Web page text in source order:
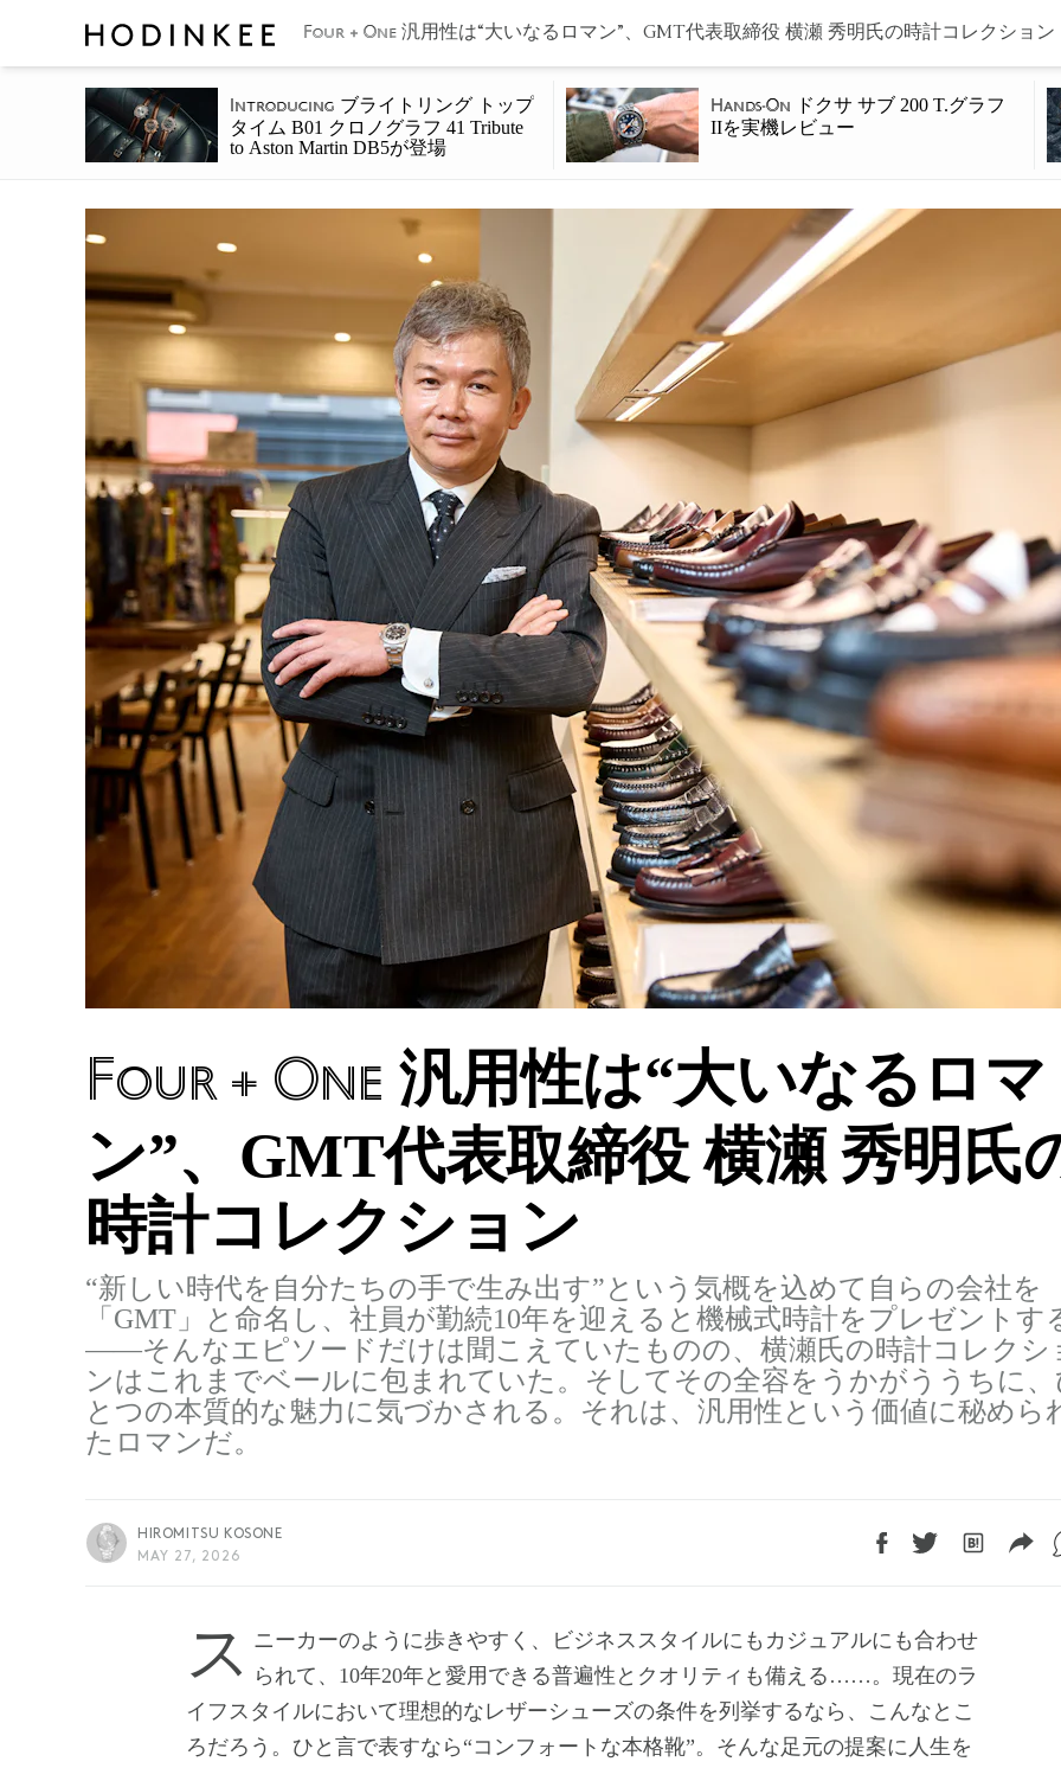
Four + One 汎用性は“大いなるロマン”、GMT代表取締役 横瀬 秀明氏の時計コレクション
Introducing ブライトリング トップ
タイム B01 クロノグラフ 41 Tribute
to Aston Martin DB5が登場
Hands-On
ドクサ サブ 200 T.グラフ
IIを実機レビュー
Four + One 汎用性は“大いなるロマ
ン”、GMT代表取締役 横瀬 秀明氏
時計コレクション
“新しい時代を自分たちの手で生み出す”という気概を込めて自らの会社を
「GMT」と命名し、社員が勤続10年を迎えると機械式時計をプレゼントす
――そんなエピソードだけは聞こえていたものの、横瀬氏の時計コレクシ
ンはこれまでベールに包まれていた。そしてその全容をうかがううちに、
とつの本質的な魅力に気づかされる。それは、汎用性という価値に秘めら
たロマンだ。
HIROMITSU KOSONE
MAY 27, 2026
スニーカーのように歩きやすく、ビジネススタイルにもカジュアルにも合わせ
られて、10年20年と愛用できる普遍性とクオリティも備える……。現在のラ
イフスタイルにおいて理想的なレザーシューズの条件を列挙するなら、こんなとこ
ろだろう。ひと言で表すなら“コンフォートな本格靴”。そんな足元の提案に人生を